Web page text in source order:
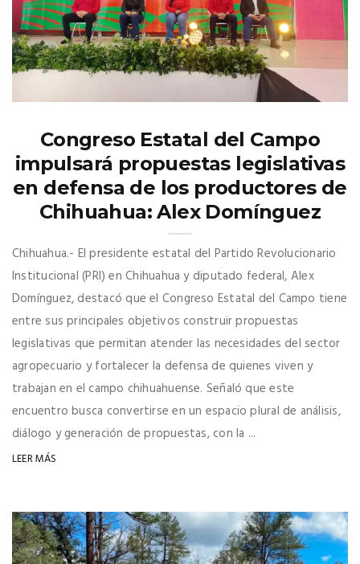
Congreso Estatal del Campo
impulsará propuestas legislativas
en defensa de los productores de
Chihuahua: Alex Domínguez
Chihuahua.- El presidente estatal del Partido Revolucionario
Institucional (PRI) en Chihuahua y diputado federal, Alex
Domínguez, destacó que el Congreso Estatal del Campo tiene
entre sus principales objetivos construir propuestas
legislativas que permitan atender las necesidades del sector
agropecuario y fortalecer la defensa de quienes viven y
trabajan en el campo chihuahuense. Señaló que este
encuentro busca convertirse en un espacio plural de análisis,
diálogo y generación de propuestas, con la ...
LEER MÁS